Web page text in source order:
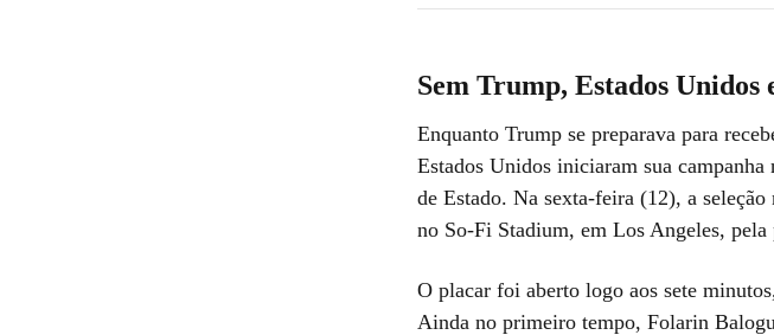
Sem Trump, Estados
Enquanto Trump se preparava para
Estados Unidos iniciaram sua
de Estado. Na sexta-feira (12), a
no So-Fi Stadium, em Los Angeles,
O placar foi aberto logo aos sete
Ainda no primeiro tempo, Folarin